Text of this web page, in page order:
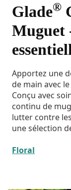
Glade®
Muguet
Apportez une
de main avec
Conçu avec
continu de
lutter contre
une sélection
Floral